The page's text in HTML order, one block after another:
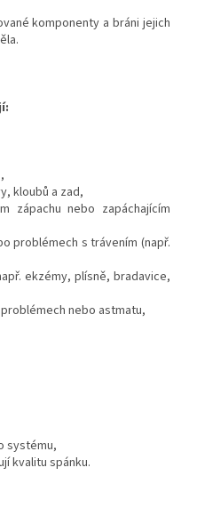
komponenty a bráni jejich
kloubů a zad,
zápachu nebo zapáchajícím
problémech s trávením (např.
ekzémy, plísně, bradavice,
nebo astmatu,
systému,
kvalitu spánku.